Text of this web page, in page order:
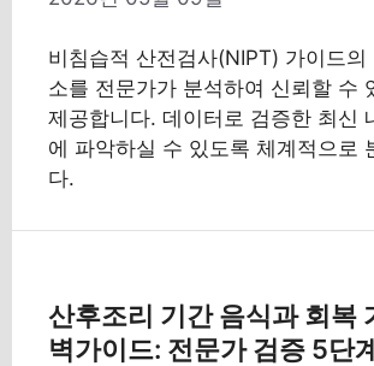
비침습적 산전검사(NIPT) 가이드의
소를 전문가가 분석하여 신뢰할 수
제공합니다. 데이터로 검증한 최신
에 파악하실 수 있도록 체계적으로
다.
산후조리 기간 음식과 회복
벽가이드: 전문가 검증 5단